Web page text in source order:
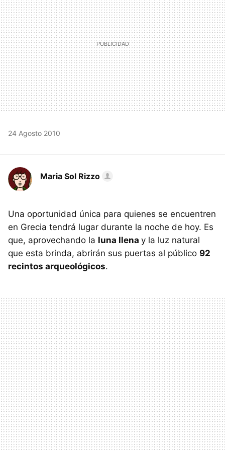
24 Agosto 2010
Maria Sol Rizzo
Una oportunidad única para quienes se encuentren
en Grecia tendrá lugar durante la noche de hoy. Es
que, aprovechando la luna llena y la luz natural
que esta brinda, abrirán sus puertas al público 92
recintos arqueológicos.